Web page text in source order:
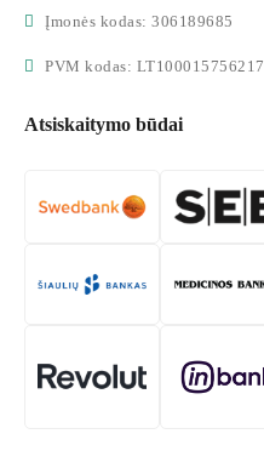
Įmonės kodas: 306189685
PVM kodas: LT100015756217
Atsiskaitymo būdai